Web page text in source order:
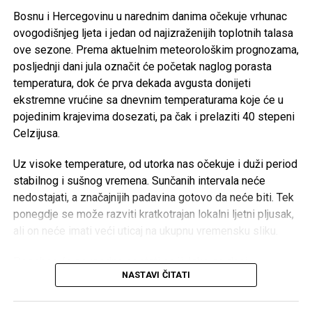
i zabavu uvijek biti, dok izgubljeni životi ne mogu biti
vraćeni.
Brojni građani podržali su ovu odluku, ističući da u
trenucima kolektivne tuge solidarnost i suosjećanje moraju
biti ispred svih drugih interesa.
Rasprava koja se razvila na društvenim mrežama još
jednom je pokazala koliko je važno njegovati kulturu
empatije, poštovanja i odgovornosti, posebno u trenucima
kada cijela zajednica dijeli bol zbog nenadoknadivog
gubitka.
Tweet Share
Bosnu i Hercegovinu u narednim danima očekuje vrhunac
ovogodišnjeg ljeta i jedan od najizraženijih toplotnih talasa
ove sezone. Prema aktuelnim meteorološkim prognozama,
posljednji dani jula označit će početak naglog porasta
temperatura, dok će prva dekada avgusta donijeti
ekstremne vrućine sa dnevnim temperaturama koje će u
pojedinim krajevima dosezati, pa čak i prelaziti 40 stepeni
Celzijusa.
Uz visoke temperature, od utorka nas očekuje i duži period
stabilnog i sušnog vremena. Sunčanih intervala neće
nedostajati, a značajnijih padavina gotovo da neće biti. Tek
ponegdje se može razviti kratkotrajan lokalni ljetni pljusak,
ali on neće imati veći uticaj na ukupnu vremensku sliku.
Posebno će neugodne postati noći. Iako se dani
postepeno skraćuju, temperature će nastaviti rasti, pa će
NASTAVI ČITATI